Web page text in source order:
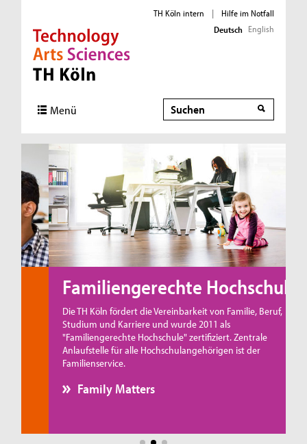
Direkt zur Hauptnavigation
Direkt zur Subnavigation
Direkt zum Inhalt
Direkt zum Fußbereich
TH Köln intern |
Hilfe im Notfall
Deutsch English
Menü Suche
Familiengerechte Hochschule
Die TH Köln fördert die Vereinbarkeit von Familie, Beruf,
Studium und Karriere und wurde 2011 als
"Familiengerechte Hochschule" zertifiziert. Zentrale
Anlaufstelle für alle Hochschulangehörigen ist der
Familienservice.
Family Matters